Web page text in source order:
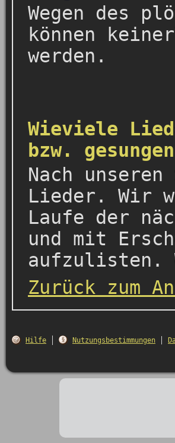
Wegen des
können
werden.
Wieviele
bzw.
Nach
Lieder. Wir
Laufe der
und mit
aufzulisten.
Zurück zum
Hilfe Nutzungsbestimmungen